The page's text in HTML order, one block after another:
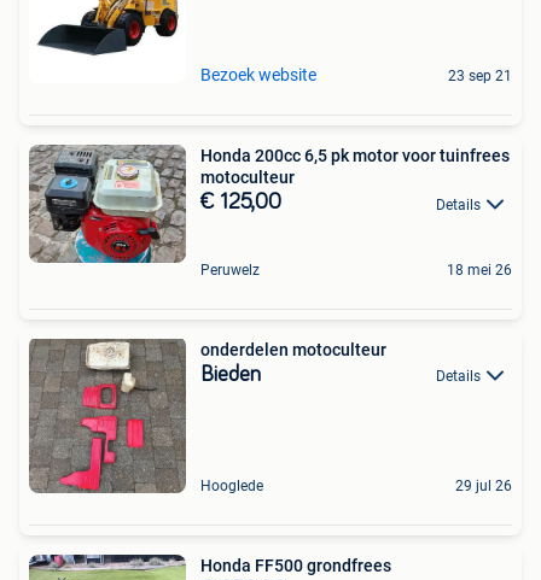
Bezoek website 23 sep 21
Honda 200cc 6,5 pk motor voor tuinfrees
motoculteur
€ 125,00 Details
Peruwelz 18 mei 26
onderdelen motoculteur
Bieden Details
Hooglede 29 jul 26
Honda FF500 grondfrees